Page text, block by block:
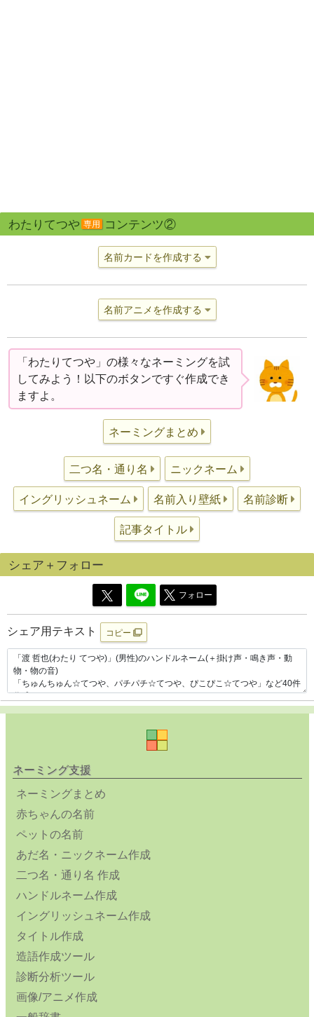
わたりてつや 専用 コンテンツ②
名前カードを作成する
名前アニメを作成する
「わたりてつや」の様々なネーミングを試
してみよう！以下のボタンですぐ作成でき
ますよ。
ネーミングまとめ
二つ名・通り名 ニックネーム
イングリッシュネーム 名前入り壁紙 名前診断
記事タイトル
シェア＋フォロー
フォロー
シェア用テキスト コピー
ネーミング支援
ネーミングまとめ
赤ちゃんの名前
ペットの名前
あだ名・ニックネーム作成
二つ名・通り名 作成
ハンドルネーム作成
イングリッシュネーム作成
タイトル作成
造語作成ツール
診断分析ツール
画像/アニメ作成